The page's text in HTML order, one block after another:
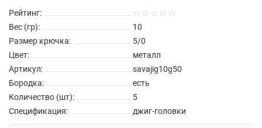
Рейтинг:
Вес (гр):
10
Размер крючка:
5/0
Цвет:
металл
Артикул:
savajig10g50
Бородка:
есть
Количество (шт):
5
Спецификация:
джиг-головки